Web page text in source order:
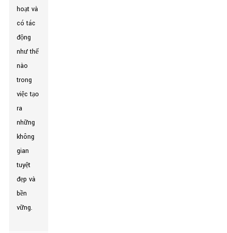
hoạt và
có tác
động
như thế
nào
trong
việc tạo
ra
những
không
gian
tuyệt
đẹp và
bền
vững.